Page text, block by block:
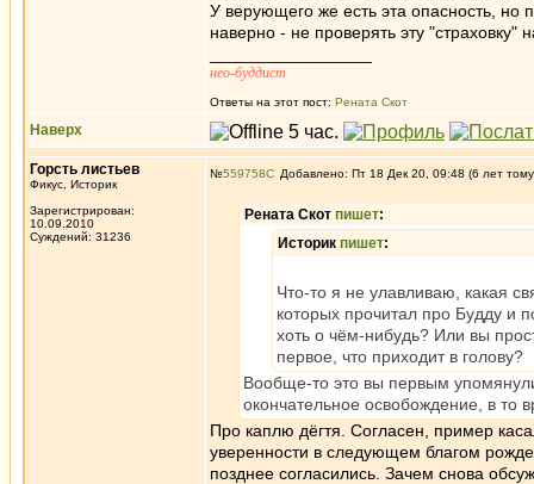
У верующего же есть эта опасность, но
наверно - не проверять эту "страховку"
нео-буддист
Ответы на этот пост: Рената Скот
Наверх
Горсть листьев
Фикус, Историк
Зарегистрирован:
10.09.2010
Суждений: 31236
№559758 Добавлено: Пт 18 Дек 20, 09:48 (6 лет
Рената Скот пишет:
Историк пишет:
Что-то я не улавливаю, какая
которых прочитал про Будду и
хоть о чём-нибудь? Или вы
первое, что приходит в голову?
Вообще-то это вы первым
окончательное освобождение, в то
Про каплю дёгтя. Согласен, пример
уверенности в следующем благом
позднее согласились. Зачем снова